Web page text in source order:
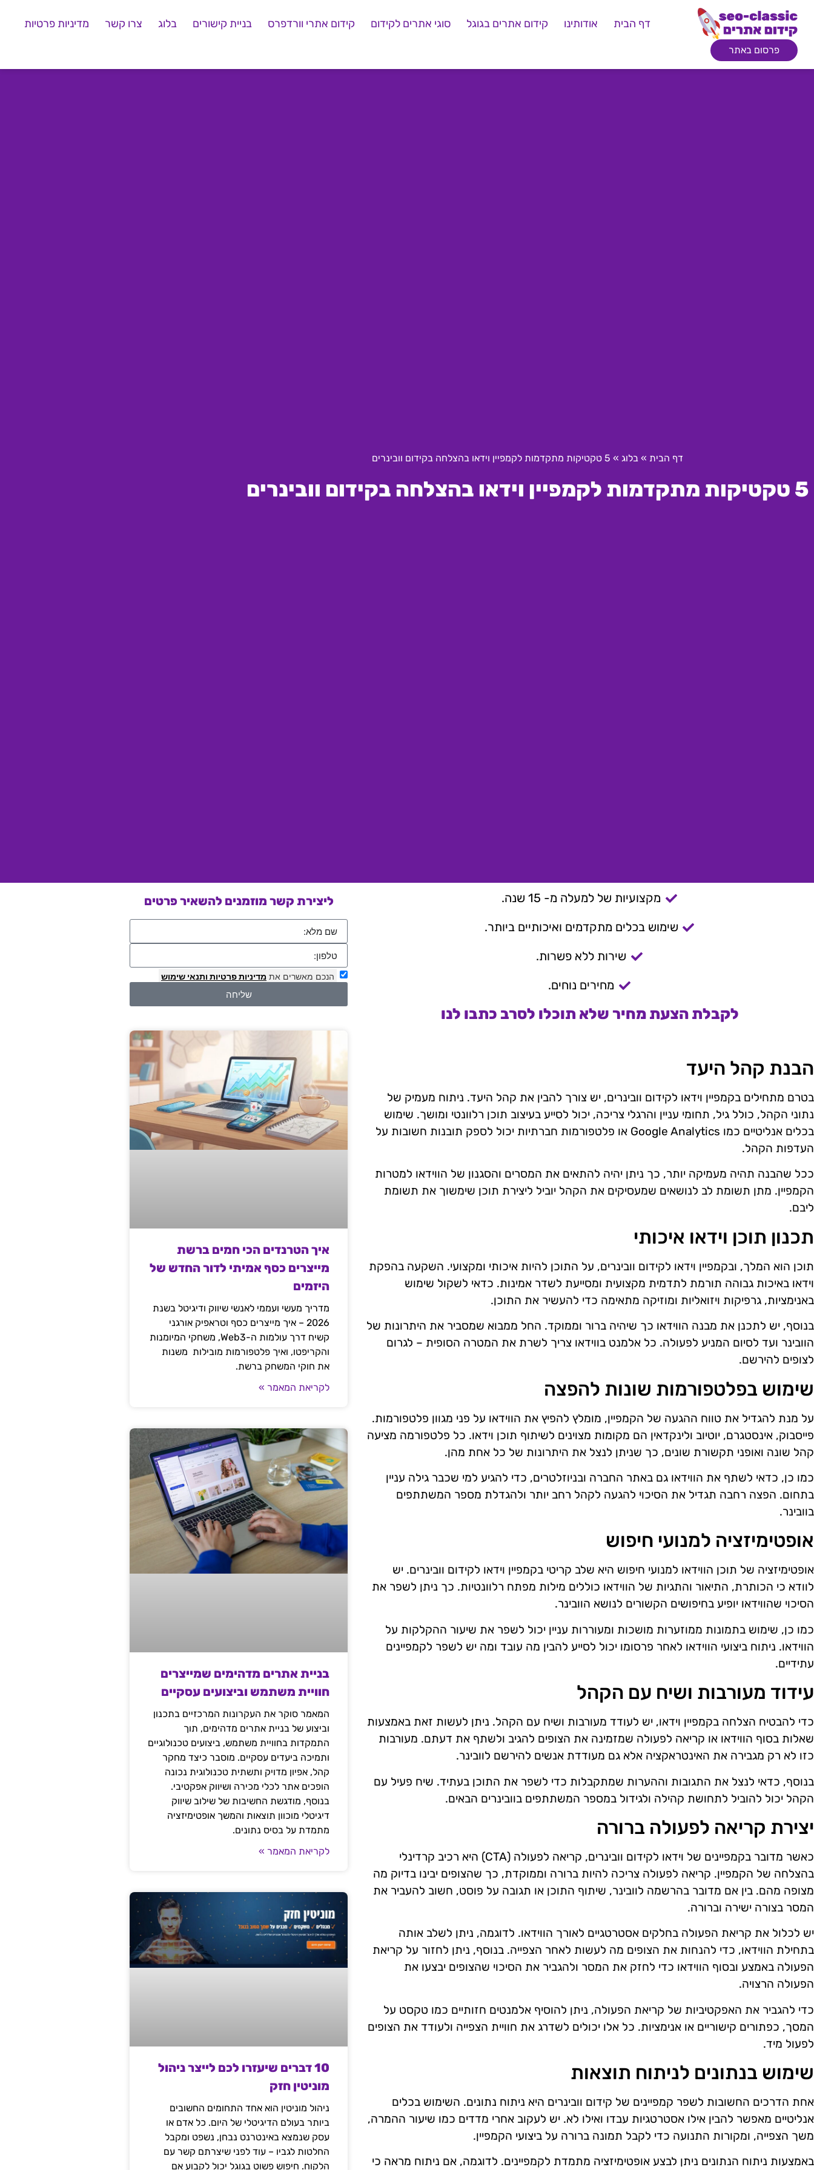
דף הבית אודותינו קידום אתרים בגוגל סוגי אתרים לקידום קידום אתרי וורדפרס בניית קישורים בלוג צרו קשר מדיניות פרטיות
פרסום באתר
דף הבית » בלוג » 5 טקטיקות מתקדמות לקמפיין וידאו בהצלחה בקידום וובינרים
5 טקטיקות מתקדמות לקמפיין וידאו בהצלחה בקידום וובינרים
מקצועיות של למעלה מ- 15 שנה.
שימוש בכלים מתקדמים ואיכותיים ביותר.
שירות ללא פשרות.
מחירים נוחים.
לקבלת הצעת מחיר שלא תוכלו לסרב כתבו לנו
הבנת קהל היעד
בטרם מתחילים בקמפיין וידאו לקידום וובינרים, יש צורך להבין את קהל היעד. ניתוח מעמיק של
נתוני הקהל, כולל גיל, תחומי עניין והרגלי צריכה, יכול לסייע בעיצוב תוכן רלוונטי ומושך. שימוש
בכלים אנליטיים כמו Google Analytics או פלטפורמות חברתיות יכול לספק תובנות חשובות על
העדפות הקהל.
ככל שהבנה תהיה מעמיקה יותר, כך ניתן יהיה להתאים את המסרים והסגנון של הווידאו למטרות
הקמפיין. מתן תשומת לב לנושאים שמעסיקים את הקהל יוביל ליצירת תוכן שימשוך את תשומת
ליבם.
תכנון תוכן וידאו איכותי
תוכן הוא המלך, ובקמפיין וידאו לקידום וובינרים, על התוכן להיות איכותי ומקצועי. השקעה בהפקת
וידאו באיכות גבוהה תורמת לתדמית מקצועית ומסייעת לשדר אמינות. כדאי לשקול שימוש
באנימציות, גרפיקות ויזואליות ומוזיקה מתאימה כדי להעשיר את התוכן.
בנוסף, יש לתכנן את מבנה הווידאו כך שיהיה ברור וממוקד. החל ממבוא שמסביר את היתרונות של
הוובינר ועד לסיום המניע לפעולה. כל אלמנט בווידאו צריך לשרת את המטרה הסופית – לגרום
לצופים להירשם.
שימוש בפלטפורמות שונות להפצה
על מנת להגדיל את טווח ההגעה של הקמפיין, מומלץ להפיץ את הווידאו על פני מגוון פלטפורמות.
פייסבוק, אינסטגרם, יוטיוב ולינקדאין הם מקומות מצוינים לשיתוף תוכן וידאו. כל פלטפורמה מציעה
קהל שונה ואופני תקשורת שונים, כך שניתן לנצל את היתרונות של כל אחת מהן.
כמו כן, כדאי לשתף את הווידאו גם באתר החברה ובניוזלטרים, כדי להגיע למי שכבר גילה עניין
בתחום. הפצה רחבה תגדיל את הסיכוי להגעה לקהל רחב יותר ולהגדלת מספר המשתתפים
בוובינר.
אופטימיזציה למנועי חיפוש
אופטימיזציה של תוכן הווידאו למנועי חיפוש היא שלב קריטי בקמפיין וידאו לקידום וובינרים. יש
לוודא כי הכותרת, התיאור והתגיות של הווידאו כוללים מילות מפתח רלוונטיות. כך ניתן לשפר את
הסיכוי שהווידאו יופיע בחיפושים הקשורים לנושא הוובינר.
כמו כן, שימוש בתמונות ממוזערות מושכות ומעוררות עניין יכול לשפר את שיעור ההקלקות על
הווידאו. ניתוח ביצועי הווידאו לאחר פרסומו יכול לסייע להבין מה עובד ומה יש לשפר לקמפיינים
עתידיים.
עידוד מעורבות ושיח עם הקהל
כדי להבטיח הצלחה בקמפיין וידאו, יש לעודד מעורבות ושיח עם הקהל. ניתן לעשות זאת באמצעות
שאלות בסוף הווידאו או קריאה לפעולה שמזמינה את הצופים להגיב ולשתף את דעתם. מעורבות
כזו לא רק מגבירה את האינטראקציה אלא גם מעודדת אנשים להירשם לוובינר.
בנוסף, כדאי לנצל את התגובות וההערות שמתקבלות כדי לשפר את התוכן בעתיד. שיח פעיל עם
הקהל יכול להוביל לתחושת קהילה ולגידול במספר המשתתפים בוובינרים הבאים.
יצירת קריאה לפעולה ברורה
כאשר מדובר בקמפיינים של וידאו לקידום וובינרים, קריאה לפעולה (CTA) היא רכיב קרדינלי
בהצלחה של הקמפיין. קריאה לפעולה צריכה להיות ברורה וממוקדת, כך שהצופים יבינו בדיוק מה
מצופה מהם. בין אם מדובר בהרשמה לוובינר, שיתוף התוכן או תגובה על פוסט, חשוב להעביר את
המסר בצורה ישירה וברורה.
יש לכלול את קריאת הפעולה בחלקים אסטרטגיים לאורך הווידאו. לדוגמה, ניתן לשלב אותה
בתחילת הווידאו, כדי להנחות את הצופים מה לעשות לאחר הצפייה. בנוסף, ניתן לחזור על קריאת
הפעולה באמצע ובסוף הווידאו כדי לחזק את המסר ולהגביר את הסיכוי שהצופים יבצעו את
הפעולה הרצויה.
כדי להגביר את האפקטיביות של קריאת הפעולה, ניתן להוסיף אלמנטים חזותיים כמו טקסט על
המסך, כפתורים קישוריים או אנימציות. כל אלו יכולים לשדרג את חוויית הצפייה ולעודד את הצופים
לפעול מיד.
שימוש בנתונים לניתוח תוצאות
אחת הדרכים החשובות לשפר קמפיינים של קידום וובינרים היא ניתוח נתונים. השימוש בכלים
אנליטיים מאפשר להבין אילו אסטרטגיות עבדו ואילו לא. יש לעקוב אחרי מדדים כמו שיעור ההמרה,
משך הצפייה, ומקורות התנועה כדי לקבל תמונה ברורה על ביצועי הקמפיין.
באמצעות ניתוח הנתונים ניתן לבצע אופטימיזציה מתמדת לקמפיינים. לדוגמה, אם ניתוח מראה כי
ליצירת קשר מוזמנים להשאיר פרטים
הנכם מאשרים את מדיניות פרטיות ותנאי שימוש
שליחה
איך הטרנדים הכי חמים ברשת
מייצרים כסף אמיתי לדור החדש של
היזמים
מדריך מעשי ועממי לאנשי שיווק ודיגיטל בשנת
2026 – איך מייצרים כסף וטראפיק אורגני
קשיח דרך עולמות ה-Web3, משחקי המיומנות
והקריפטו, ואיך פלטפורמות מובילות משנות
את חוקי המשחק ברשת.
לקריאת המאמר »
בניית אתרים מדהימים שמייצרים
חוויית משתמש וביצועים עסקיים
המאמר סוקר את העקרונות המרכזיים בתכנון
וביצוע של בניית אתרים מדהימים, תוך
התמקדות בחוויית משתמש, ביצועים טכנולוגיים
ותמיכה ביעדים עסקיים. מוסבר כיצד מחקר
קהל, אפיון מדויק ותשתית טכנולוגית נכונה
הופכים אתר לכלי מכירה ושיווק אפקטיבי.
בנוסף, מודגשת החשיבות של שילוב שיווק
דיגיטלי מוכוון תוצאות והמשך אופטימיזציה
מתמדת על בסיס נתונים.
לקריאת המאמר »
10 דברים שיעזרו לכם לייצר ניהול
מוניטין חזק
ניהול מוניטין הוא אחד התחומים החשובים
ביותר בעולם הדיגיטלי של היום. כל אדם או
עסק שנמצא באינטרנט נבחן, נשפט ומקבל
החלטות לגביו – עוד לפני שיצרתם קשר עם
הלקוח. חיפוש פשוט בגוגל יכול לקבוע אם